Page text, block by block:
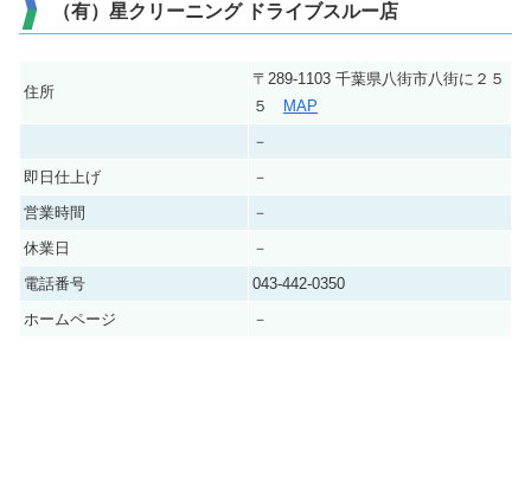
（有）星クリーニング ドライブスルー店
住所
〒289-1103 千葉県八街市八街に２５
５
MAP
－
即日仕上げ
－
営業時間
－
休業日
－
電話番号
043-442-0350
ホームページ
－